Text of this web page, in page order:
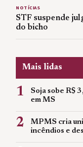
NOTÍCIAS
STF suspende
do bicho
Mais lidas
1
Soja sobe R$
em MS
2
MPMS cria
incêndios e